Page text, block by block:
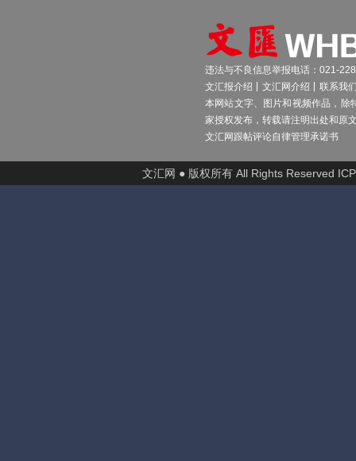
违法与不良信息举报电话：021-
文汇报介绍
文汇网介绍
联系我
本网站文字、图片和视频作品，除
家授权发布，转载请注明出处和原
文汇网跟帖评论自律管理承诺书
文汇网 ● 版权所有 All Rights Reserved